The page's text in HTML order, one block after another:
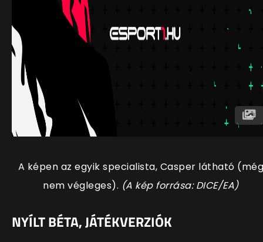
A képen az egyik specialista, Casper látható
nem végleges). (A kép forrása: DICE/EA)
NYÍLT BÉTA, JÁTÉKVERZIÓK